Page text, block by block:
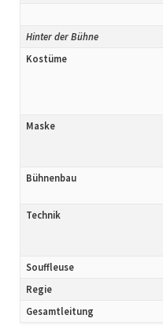
Hinter der Bühne
Kostüme
Maske
Bühnenbau
Technik
Souffleuse
Regie
Gesamtleitung